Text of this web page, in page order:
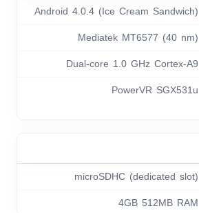
Android 4.0.4 (Ice Cream Sandwich)
Mediatek MT6577 (40 nm)
Dual-core 1.0 GHz Cortex-A9
PowerVR SGX531u
microSDHC (dedicated slot)
4GB 512MB RAM